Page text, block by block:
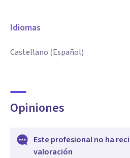
Idiomas
Castellano (Español)
Opiniones
Este profesional no ha
valoración